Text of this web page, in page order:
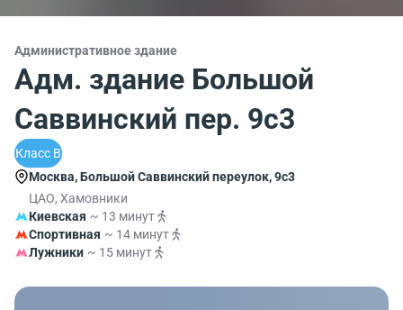
Административное здание
Адм. здание Большой
Саввинский пер. 9с3
Класс B
Москва, Большой Саввинский переулок, 9с3
ЦАО, Хамовники
Киевская ~ 13 минут
Спортивная ~ 14 минут
Лужники ~ 15 минут